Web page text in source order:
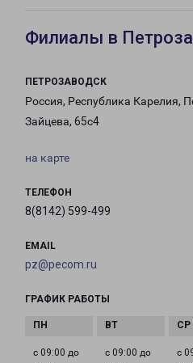
Филиалы в
ПЕТРОЗАВОДСК
Россия, Республика Карелия,
Зайцева, 65с4
на карте
ТЕЛЕФОН
8(8142) 599-499
EMAIL
pz@pecom.ru
ГРАФИК РАБОТЫ
с 09:00 до
с 09:00 до
с